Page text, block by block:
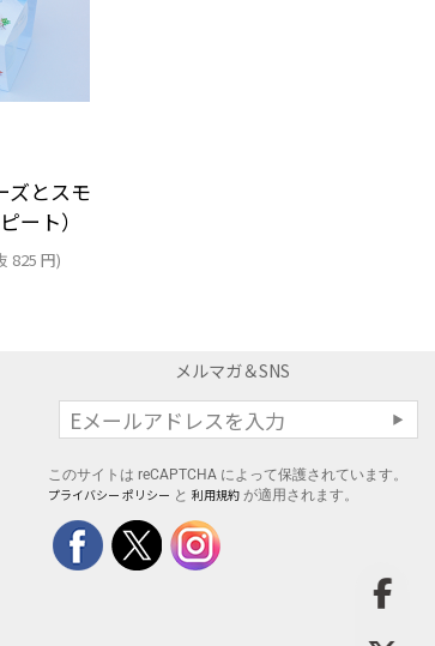
ズとスモ
ート）
825 円)
メルマガ＆SNS
このサイトは reCAPTCHA によって保護されています。
プライバシー ポリシー と利用規約 が適用されます。